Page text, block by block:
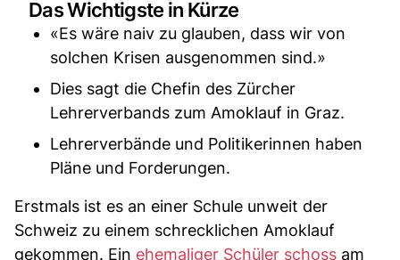
Das Wichtigste in Kürze
«Es wäre naiv zu glauben, dass wir von
solchen Krisen ausgenommen sind.»
Dies sagt die Chefin des Zürcher
Lehrerverbands zum Amoklauf in Graz.
Lehrerverbände und Politikerinnen haben
Pläne und Forderungen.
Erstmals ist es an einer Schule unweit der
Schweiz zu einem schrecklichen Amoklauf
gekommen. Ein ehemaliger Schüler schoss am